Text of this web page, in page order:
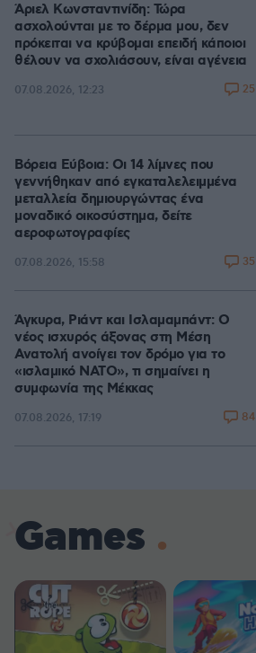
Άριελ Κωνσταντινίδη: Τώρα
ασχολούνται με το δέρμα μου, δεν
πρόκειται να κρύβομαι επειδή κάποιοι
θέλουν να σχολιάσουν, είναι αγένεια
07.08.2026, 12:23 25
Βόρεια Εύβοια: Οι 14 λίμνες που
γεννήθηκαν από εγκαταλελειμμένα
μεταλλεία δημιουργώντας ένα
μοναδικό οικοσύστημα, δείτε
αεροφωτογραφίες
07.08.2026, 15:58 35
Άγκυρα, Ριάντ και Ισλαμαμπάντ: Ο
νέος ισχυρός άξονας στη Μέση
Ανατολή ανοίγει τον δρόμο για το
«ισλαμικό ΝΑΤΟ», τι σημαίνει η
συμφωνία της Μέκκας
07.08.2026, 17:19 84
Games